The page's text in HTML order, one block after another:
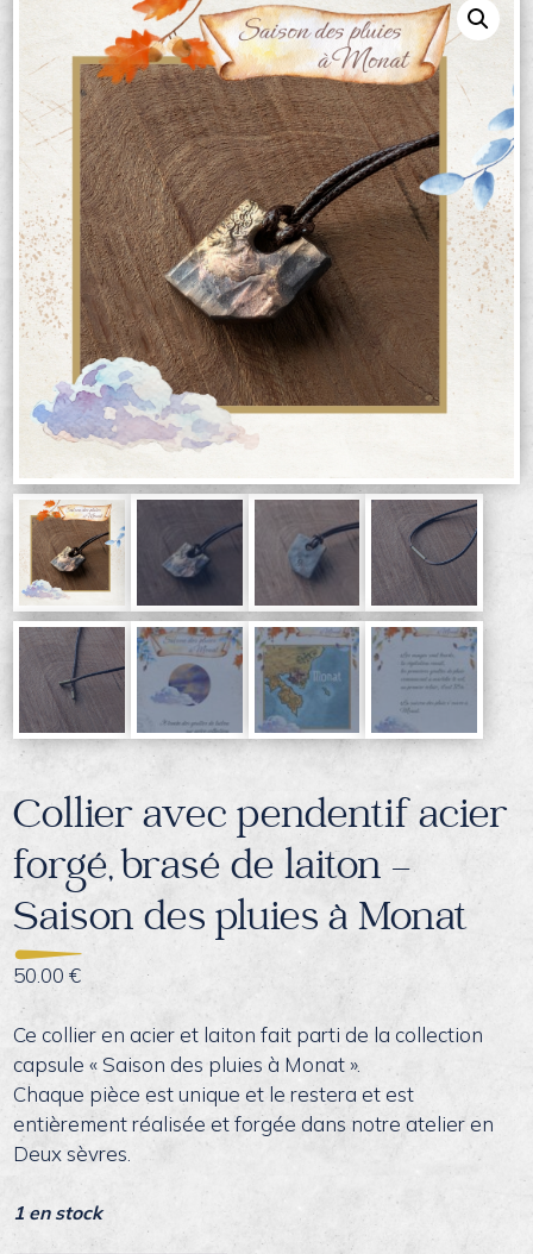
Collier avec pendentif acier
forgé, brasé de laiton –
Saison des pluies à Monat
50.00€
Ce collier en acier et laiton fait parti de la collection
capsule « Saison des pluies à Monat ».
Chaque pièce est unique et le restera et est
entièrement réalisée et forgée dans notre atelier en
Deux sèvres.
1 en stock